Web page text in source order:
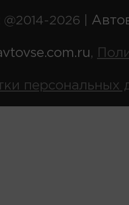
2026 |
,
персональных